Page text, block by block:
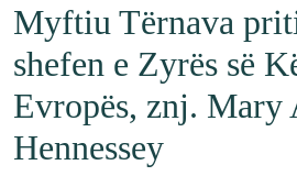
Myftiu Tërnava
shefen e Zyrës së
Evropës, znj. Mary
Hennessey